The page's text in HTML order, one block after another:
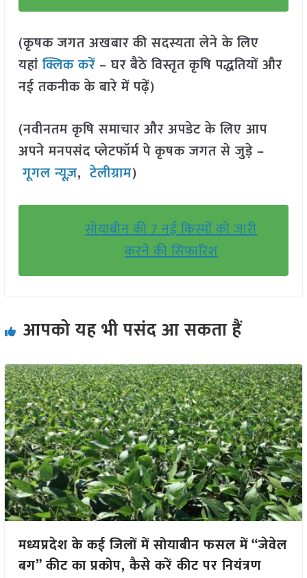
(कृषक जगत अखबार की सदस्यता लेने के लिए
यहांक्लिक करें– घर बैठे विस्तृत कृषि पद्धतियों और
नई तकनीक के बारे में पढ़ें)
(नवीनतम कृषि समाचार और अपडेट के लिए आप
अपने मनपसंद प्लेटफॉर्म पे कृषक जगत से जुड़े –
गूगल न्यूज़,टेलीग्राम)
सोयाबीन की 7 नई किस्मों को जारी
करने की सिफारिश
आपको यह भी पसंद आ सकता हैं
मध्यप्रदेश के कई जिलों में सोयाबीन फसल में “जेवेल
बग” कीट का प्रकोप, कैसे करें कीट पर नियंत्रण